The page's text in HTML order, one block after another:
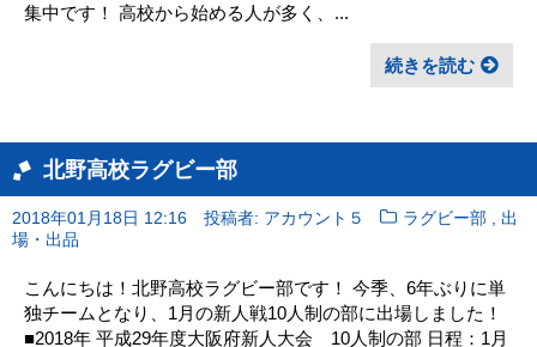
集中です！ 高校から始める人が多く、...
続きを読む
北野高校ラグビー部
2018年01月18日 12:16 投稿者: アカウント５ ラグビー部 ,出
場・出品
こんにちは！北野高校ラグビー部です！ 今季、6年ぶりに単
独チームとなり、1月の新人戦10人制の部に出場しました！
■2018年 平成29年度大阪府新人大会 10人制の部 日程：1月